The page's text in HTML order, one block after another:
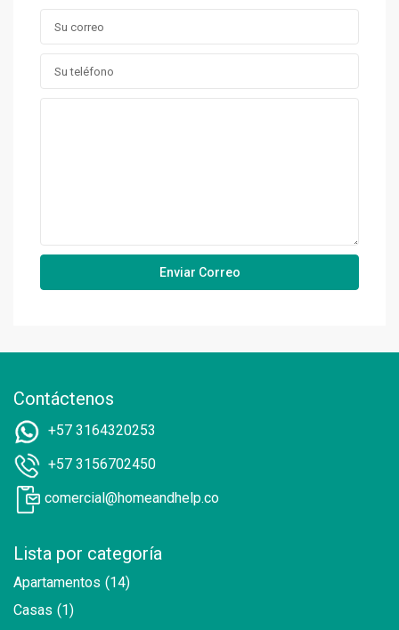
Contáctenos
+57 3164320253
+57 3156702450
comercial@homeandhelp.co
Lista por categoría
Apartamentos (14)
Casas (1)